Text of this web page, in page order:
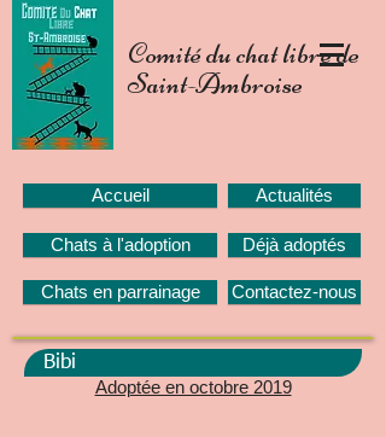
Comité du chat libre de
Saint-Ambroise
Accueil Actualités
Chats à l'adoption
Chats en parrainage
Déjà adoptés
Contactez-nous
Bibi
Adoptée en octobre 2019